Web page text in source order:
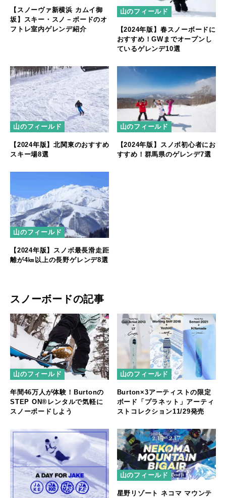
【スノーヴァ新横浜 カムイ御
坂】スキー・スノ－ボードのオ
フトレ室内ゲレンデ紹介
山のフィールド
【2024年版】春スノーボードに
おすすめ！GWまでオープンし
ているゲレンデ10選
山のフィールド
【2024年版】北関東のおすすめ
スキー場8選
山のフィールド
【2024年版】スノボ初心者にお
すすめ！群馬県のゲレンデ7選
山のフィールド
【2024年版】スノボ最長滑走距
離が4㎞以上の長野ゲレンデ8選
スノーボードの記事
山のフィールド
年間46万人が体験！Burtonの
STEP ON®レンタルで気軽に
スノーボードしよう
山のフィールド
Burton×3アーティストの限定
ボード「プラネット」アーティ
ストコレクション11/29発売
山のフィールド
星野リゾート ネコマ マウンテ